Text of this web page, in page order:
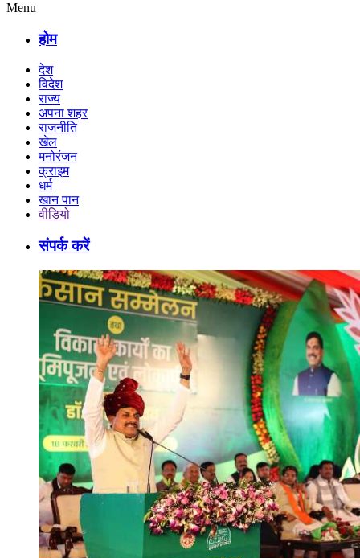
Menu
होम
देश
विदेश
राज्य
अपना शहर
राजनीति
खेल
मनोरंजन
क्राइम
धर्म
खान पान
वीडियो
संपर्क करें